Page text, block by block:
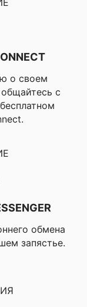
▸Польза от
▸Время
с
для
о своем
с
обмена
запястье.